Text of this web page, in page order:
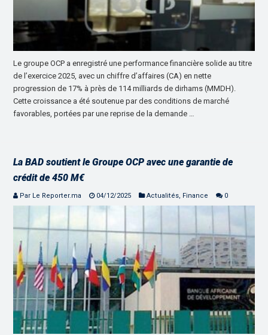
Le groupe OCP a enregistré une performance financière solide au titre
de l’exercice 2025, avec un chiffre d’affaires (CA) en nette
progression de 17% à près de 114 milliards de dirhams (MMDH).
Cette croissance a été soutenue par des conditions de marché
favorables, portées par une reprise de la demande …
La BAD soutient le Groupe OCP avec une garantie de
crédit de 450 M€
Par Le Reporter.ma 04/12/2025 Actualités Finance 0